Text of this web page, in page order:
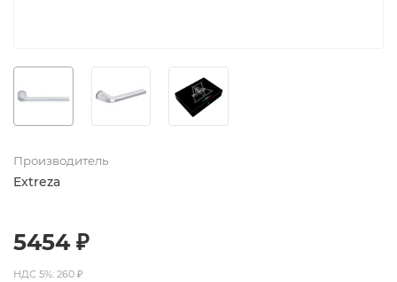
Производитель
Extreza
5454 ₽
НДС 5%: 260 ₽